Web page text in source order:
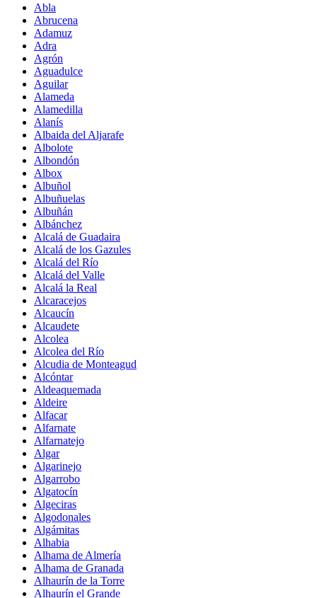
Abla
Abrucena
Adamuz
Adra
Agrón
Aguadulce
Aguilar
Alameda
Alamedilla
Alanís
Albaida del Aljarafe
Albolote
Albondón
Albox
Albuñol
Albuñuelas
Albuñán
Albánchez
Alcalá de Guadaira
Alcalá de los Gazules
Alcalá del Río
Alcalá del Valle
Alcalá la Real
Alcaracejos
Alcaucín
Alcaudete
Alcolea
Alcolea del Río
Alcudia de Monteagud
Alcóntar
Aldeaquemada
Aldeire
Alfacar
Alfarnate
Alfarnatejo
Algar
Algarinejo
Algarrobo
Algatocín
Algeciras
Algodonales
Algámitas
Alhabia
Alhama de Almería
Alhama de Granada
Alhaurín de la Torre
Alhaurín el Grande